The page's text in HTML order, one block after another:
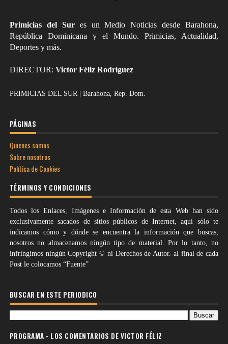
Primicias del Sures un Medio Noticias desde Barahona,
República Dominicana y el Mundo. Primicias, Actualidad,
Deportes y más.
DIRECTOR: Victor Féliz Rodríguez
PRIMICIAS DEL SUR | Barahona, Rep. Dom.
PÁGINAS
Quienes somos
Sobre nosotros
Política de Cookies
TÉRMINOS Y CONDICIONES
Todos los Enlaces, Imágenes e Información de esta Web han sido
exclusivamente sacados de sitios públicos de Internet, aquí sólo te
indicamos cómo y dónde se encuentra la información que buscas,
nosotros no almacenamos ningún tipo de material. Por lo tanto, no
infringimos ningún Copyright © ni Derechos de Autor. al final de cada
Post le colocamos “Fuente”
BUSCAR EN ESTE PERIODICO
PROGRAMA - LOS COMENTARIOS DE VICTOR FÉLIZ